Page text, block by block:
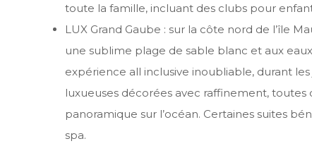
toute la famille, incluant des clubs pour
LUX Grand Gaube : sur la côte nord de l’île
une sublime plage de sable blanc et aux
expérience all inclusive inoubliable, durant
luxueuses décorées avec raffinement,
panoramique sur l’océan. Certaines suites
spa.